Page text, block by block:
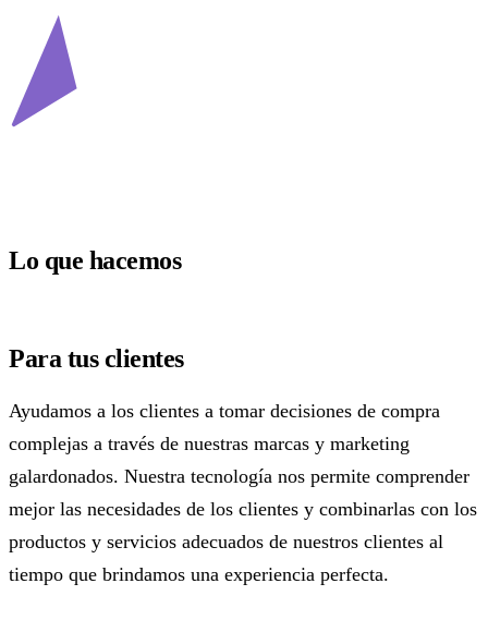
Lo que hacemos
Para tus clientes
Ayudamos a los clientes a tomar decisiones de compra
complejas a través de nuestras marcas y marketing
galardonados. Nuestra tecnología nos permite comprender
mejor las necesidades de los clientes y combinarlas con los
productos y servicios adecuados de nuestros clientes al
tiempo que brindamos una experiencia perfecta.